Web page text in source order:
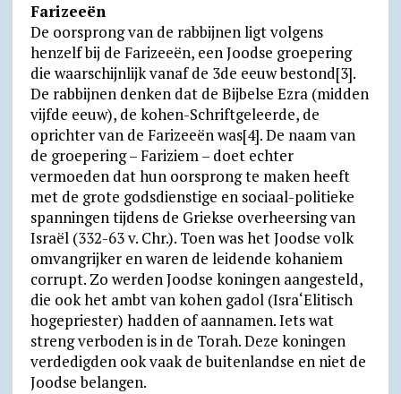
Farizeeën
De oorsprong van de rabbijnen ligt volgens
henzelf bij de Farizeeën, een Joodse groepering
die waarschijnlijk vanaf de 3de eeuw bestond[3].
De rabbijnen denken dat de Bijbelse Ezra (midden
vijfde eeuw), de kohen-Schriftgeleerde, de
oprichter van de Farizeeën was[4]. De naam van
de groepering – Fariziem – doet echter
vermoeden dat hun oorsprong te maken heeft
met de grote godsdienstige en sociaal-politieke
spanningen tijdens de Griekse overheersing van
Israël (332-63 v. Chr.). Toen was het Joodse volk
omvangrijker en waren de leidende kohaniem
corrupt. Zo werden Joodse koningen aangesteld,
die ook het ambt van kohen gadol (Isra‘Elitisch
hogepriester) hadden of aannamen. Iets wat
streng verboden is in de Torah. Deze koningen
verdedigden ook vaak de buitenlandse en niet de
Joodse belangen.